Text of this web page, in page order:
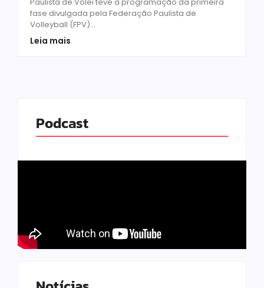
fase divulgada pela Federação Paulista de
Volleyball (FPV)...
Leia mais
Podcast